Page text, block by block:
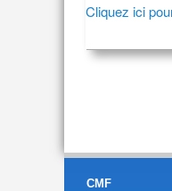
Cliquez ici
CMF